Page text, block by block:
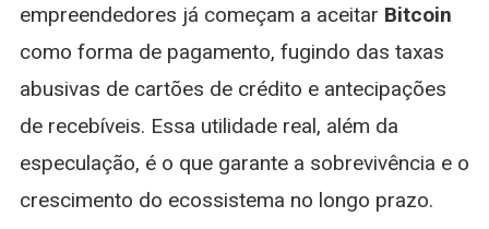
empreendedores já começam a aceitar Bitcoin
como forma de pagamento, fugindo das taxas
abusivas de cartões de crédito e antecipações
de recebíveis. Essa utilidade real, além da
especulação, é o que garante a sobrevivência e o
crescimento do ecossistema no longo prazo.